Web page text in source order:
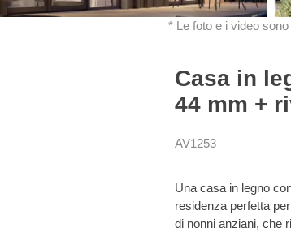
* Le foto e i video
Casa in
44 mm +
AV1253
Una casa in legno
residenza perfetta
di nonni anziani, che